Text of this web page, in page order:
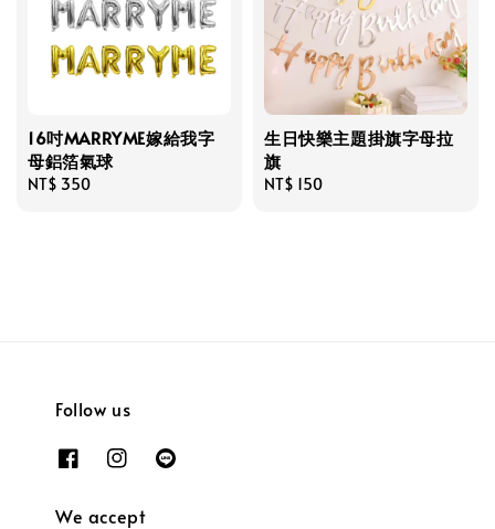
16吋MARRYME嫁給我字
母鋁箔氣球
Regular
NT$ 350
生日快樂主題掛旗字母拉
旗
Regular
NT$ 150
Follow us
We accept